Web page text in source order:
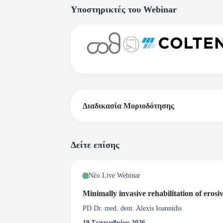
Υποστηρικτές του Webinar
Διαδικασία Μοριοδότησης
Webinar
Για το συγκεκριμένο webinar λαμβάνεται
σεμιναρίου με 1.5 CPD Hours. Επιπλέον ο
στην Ελληνική Οδοντιατρική Ομοσπονδία
Δείτε επίσης
Νέο Live Webinar
Minimally invasive rehabilitation of
PD Dr. med. dent. Alexis Ioannidis